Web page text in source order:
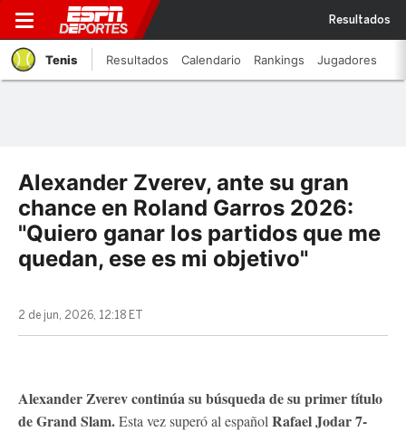
Resultados
Tenis Resultados Calendario Rankings Jugadores
Alexander Zverev, ante su gran
chance en Roland Garros 2026:
"Quiero ganar los partidos que me
quedan, ese es mi objetivo"
2 de jun, 2026, 12:18 ET
Alexander Zverev continúa su búsqueda de su primer título
de Grand Slam.Esta vez superó al español Rafael Jodar 7-